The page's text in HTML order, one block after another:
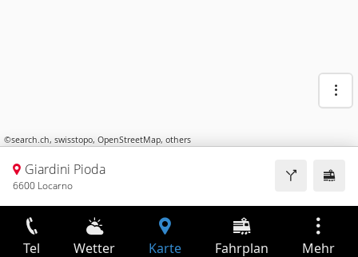
©search.ch, swisstopo, OpenStreetMap, others
Giardini Pioda
6600 Locarno
Tel Wetter Karte Fahrplan Mehr